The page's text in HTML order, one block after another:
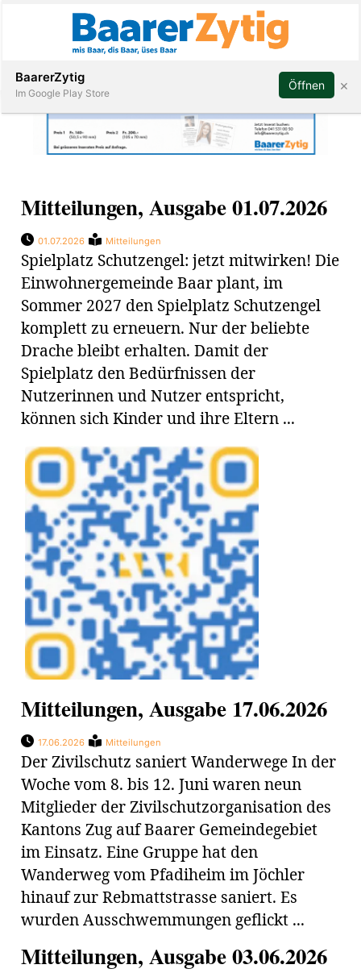
Veranstaltungen
Stellen
Paper
Mitteilungen
Baustellen
Abonnieren
Mitteilungen, Ausgabe 01.07.2026
01.07.2026 Mitteilungen
Spielplatz Schutzengel: jetzt mitwirken! Die
Einwohnergemeinde Baar plant, im
Sommer 2027 den Spielplatz Schutzengel
komplett zu erneuern. Nur der beliebte
Drache bleibt erhalten. Damit der
Spielplatz den Bedürfnissen der
Nutzerinnen und Nutzer entspricht,
können sich Kinder und ihre Eltern ...
Mitteilungen, Ausgabe 17.06.2026
17.06.2026 Mitteilungen
Der Zivilschutz saniert Wanderwege In der
Woche vom 8. bis 12. Juni waren neun
Mitglieder der Zivilschutzorganisation des
Kantons Zug auf Baarer Gemeindegebiet
im Einsatz. Eine Gruppe hat den
Wanderweg vom Pfadiheim im Jöchler
hinauf zur Rebmattstrasse saniert. Es
wurden Ausschwemmungen geflickt ...
Mitteilungen, Ausgabe 03.06.2026
BaarerZytig
Im Google Play Store
Öffnen ×